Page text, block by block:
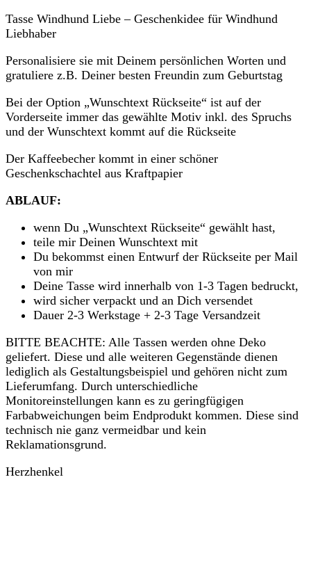
Tasse Windhund Liebe – Geschenkidee für Windhund
Liebhaber
Personalisiere sie mit Deinem persönlichen Worten und
gratuliere z.B. Deiner besten Freundin zum Geburtstag
Bei der Option „Wunschtext Rückseite“ ist auf der
Vorderseite immer das gewählte Motiv inkl. des Spruchs
und der Wunschtext kommt auf die Rückseite
Der Kaffeebecher kommt in einer schöner
Geschenkschachtel aus Kraftpapier
ABLAUF:
wenn Du „Wunschtext Rückseite“ gewählt hast,
teile mir Deinen Wunschtext mit
Du bekommst einen Entwurf der Rückseite per Mail
von mir
Deine Tasse wird innerhalb von 1-3 Tagen bedruckt,
wird sicher verpackt und an Dich versendet
Dauer 2-3 Werkstage + 2-3 Tage Versandzeit
BITTE BEACHTE: Alle Tassen werden ohne Deko
geliefert. Diese und alle weiteren Gegenstände dienen
lediglich als Gestaltungsbeispiel und gehören nicht zum
Lieferumfang. Durch unterschiedliche
Monitoreinstellungen kann es zu geringfügigen
Farbabweichungen beim Endprodukt kommen. Diese sind
technisch nie ganz vermeidbar und kein
Reklamationsgrund.
Herzhenkel